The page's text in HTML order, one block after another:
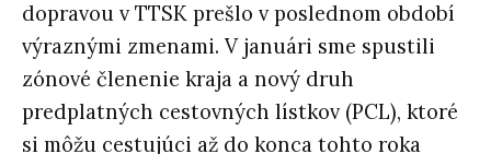
dopravou v TTSK prešlo v poslednom období
výraznými zmenami. V januári sme spustili
zónové členenie kraja a nový druh
predplatných cestovných lístkov (PCL), ktoré
si môžu cestujúci až do konca tohto roka